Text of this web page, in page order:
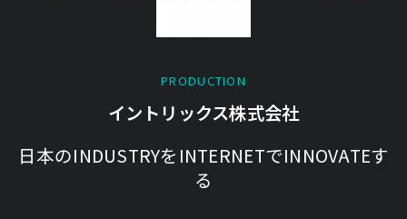
PRODUCTION
イントリックス株式会社
日本のINDUSTRYをINTERNETでINNOVATEす
る